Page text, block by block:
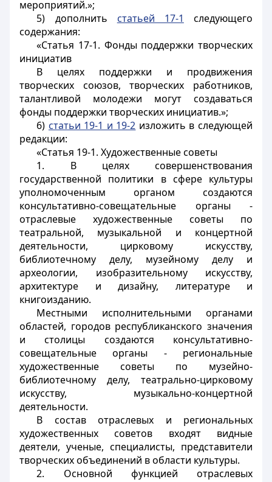
мероприятий.»;
5) дополнить статьей 17-1
следующего
содержания:
«Статья 17-1. Фонды поддержки творческих
инициатив
В целях поддержки и продвижения
творческих союзов, творческих работников,
талантливой молодежи могут создаваться
фонды поддержки творческих инициатив.»;
6) статьи 19-1 и 19-2 изложить в следующей
редакции:
«Статья 19-1. Художественные советы
1. В целях совершенствования
государственной политики в сфере культуры
уполномоченным органом создаются
консультативно-совещательные органы -
отраслевые художественные советы по
театральной, музыкальной и концертной
деятельности, цирковому искусству,
библиотечному делу, музейному делу и
археологии, изобразительному искусству,
архитектуре и дизайну, литературе и
книгоизданию.
Местными исполнительными органами
областей, городов республиканского значения
и столицы создаются консультативно-
совещательные органы - региональные
художественные советы по музейно-
библиотечному делу, театрально-цирковому
искусству, музыкально-концертной
деятельности.
В состав отраслевых и региональных
художественных советов входят видные
деятели, ученые, специалисты, представители
творческих объединений в области культуры.
2. Основной функцией отраслевых